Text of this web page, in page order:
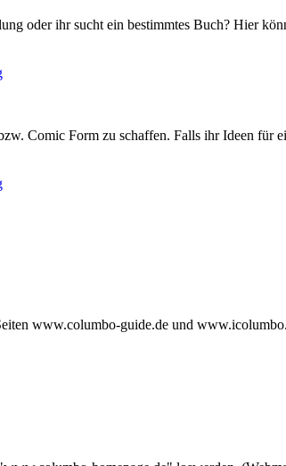
oder ihr sucht ein bestimmtes Buch? Hier
Comic Form zu schaffen. Falls ihr Ideen für
www.columbo-guide.de und